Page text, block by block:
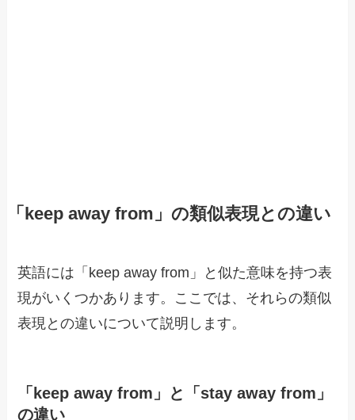
「keep away from」の類似表現との違い
英語には「keep away from」と似た意味を持つ表
現がいくつかあります。ここでは、それらの類似
表現との違いについて説明します。
「keep away from」と「stay away from」
の違い